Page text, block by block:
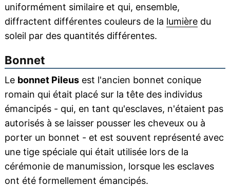
uniformément similaire et qui, ensemble,
diffractent différentes couleurs de la lumièredu
soleil par des quantités différentes.
Bonnet
Le bonnet Pileusest l'ancien bonnet conique
romain qui était placé sur la tête des individus
émancipés - qui, en tant qu'esclaves, n'étaient pas
autorisés à se laisser pousser les cheveux ou à
porter un bonnet - et est souvent représenté avec
une tige spéciale qui était utilisée lors de la
cérémonie de manumission, lorsque les esclaves
ont été formellement émancipés.